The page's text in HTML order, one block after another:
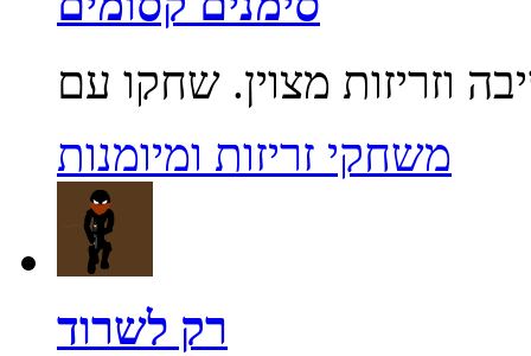
משחקי זריזות ומיומנות
רק לשרוד